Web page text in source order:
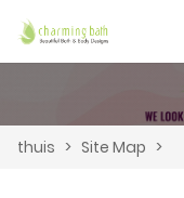
thuis > Site Map >